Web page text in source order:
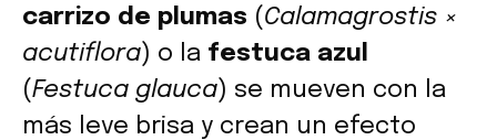
carrizo de plumas (Calamagrostis ×
acutiflora) o la festuca azul
(Festuca glauca) se mueven con la
más leve brisa y crean un efecto